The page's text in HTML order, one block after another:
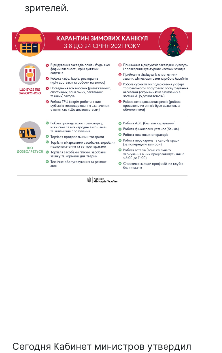
зрителей.
Сегодня Кабинет министров утвердил